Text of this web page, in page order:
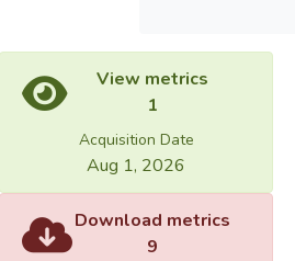
View metrics
1
Acquisition Date
Aug 1, 2026
Download metrics
9